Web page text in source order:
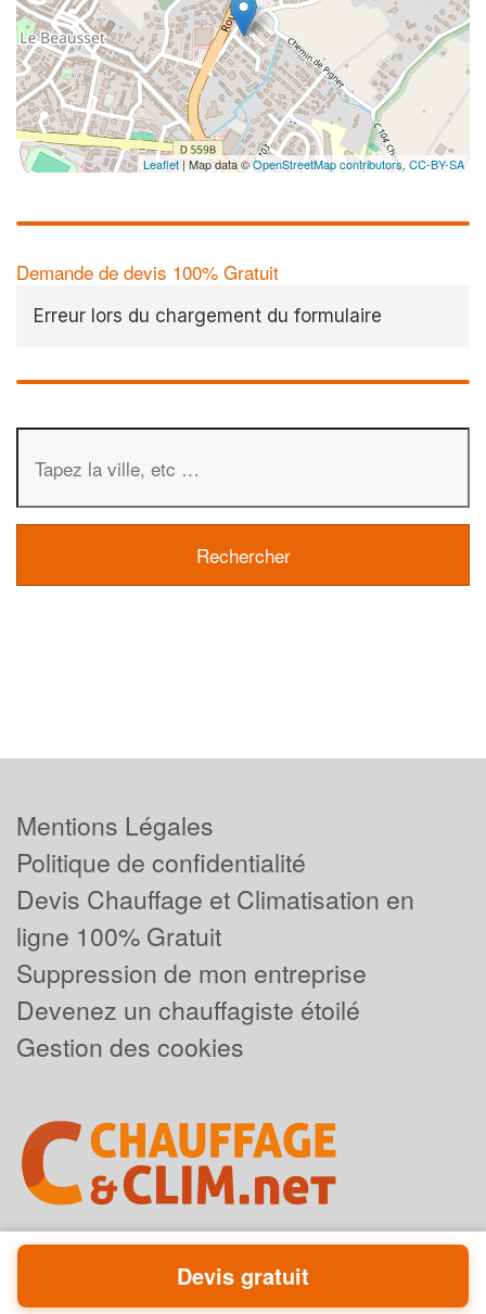
Leaflet | Map data ©OpenStreetMap contributors, CC-BY-SA
Demande de devis 100% Gratuit
Erreur lors du chargement du formulaire
Mentions Légales
Politique de confidentialité
Devis Chauffage et Climatisation en
ligne 100% Gratuit
Suppression de mon entreprise
Devenez un chauffagiste étoilé
Gestion des cookies
Powered byPlus que pro
Devis gratuit